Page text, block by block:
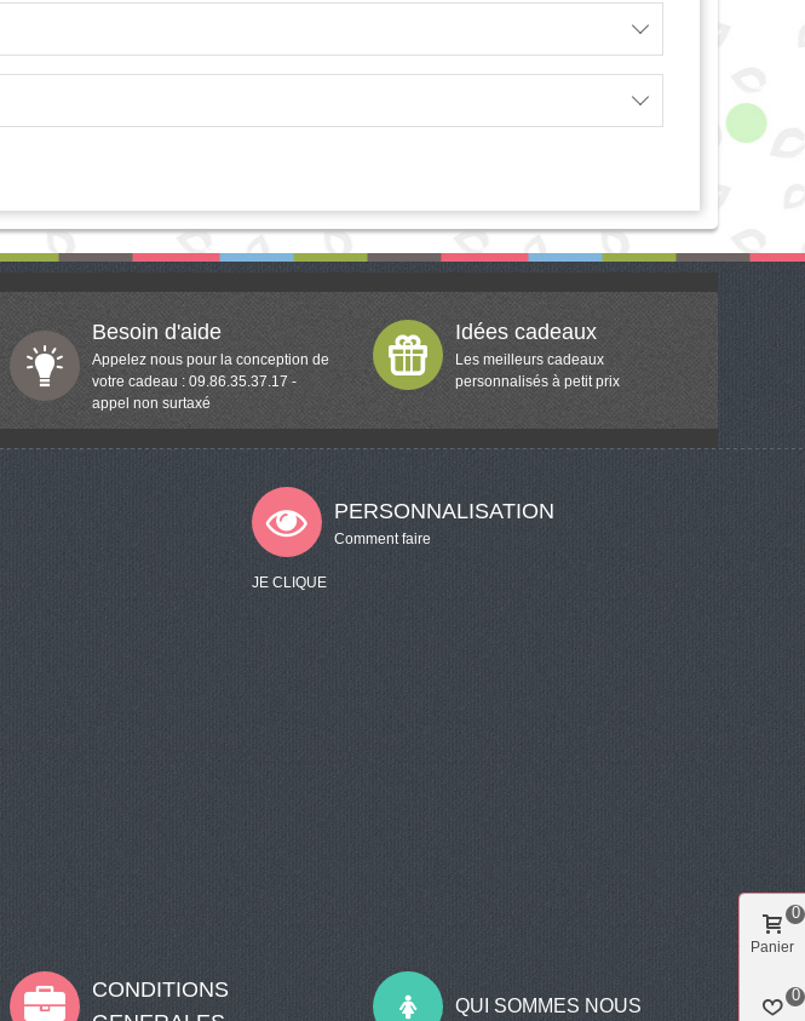
Besoin d'aide
Appelez nous pour la conception de
votre cadeau : 09.86.35.37.17 -
appel non surtaxé
Idées cadeaux
Les meilleurs cadeaux
personnalisés à petit prix
PERSONNALISATION
Comment faire
JE CLIQUE
CONDITIONS
QUI SOMMES NOUS
Panier
0
0